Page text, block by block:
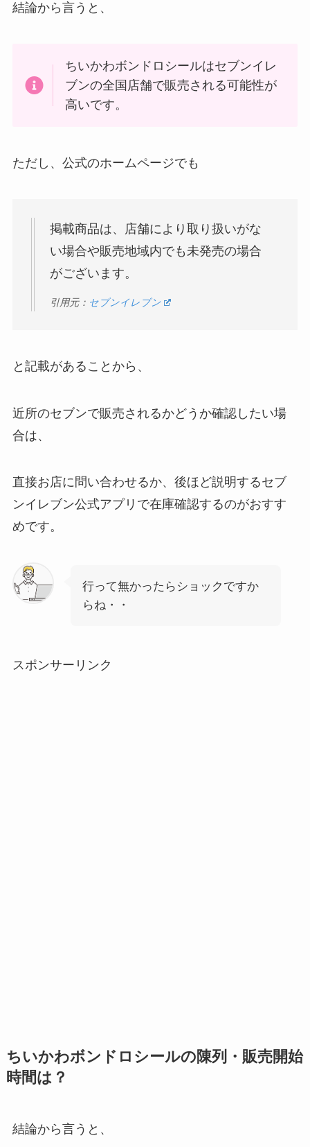
結論から言うと、
ちいかわボンドロシールはセブンイレ
ブンの全国店舗で販売される可能性が
高いです。
ただし、公式のホームページでも
掲載商品は、店舗により取り扱いがな
い場合や販売地域内でも未発売の場合
がございます。
引用元： セブンイレブン
と記載があることから、
近所のセブンで販売されるかどうか確認したい場
合は、
直接お店に問い合わせるか、後ほど説明するセブ
ンイレブン公式アプリで在庫確認するのがおすす
めです。
行って無かったらショックですか
らね・・
スポンサーリンク
ちいかわボンドロシールの陳列・販売開始
時間は？
結論から言うと、